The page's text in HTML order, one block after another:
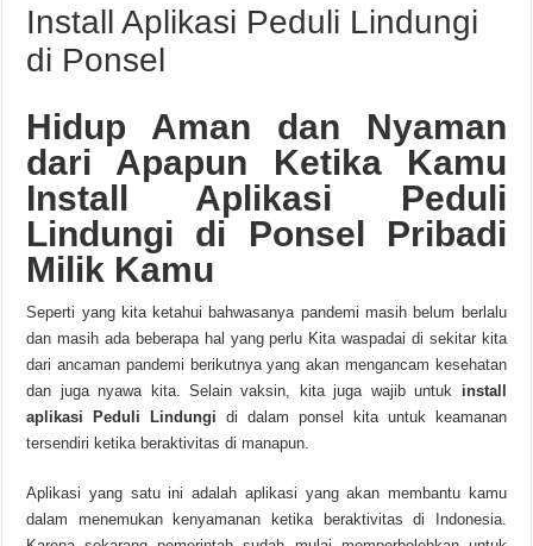
Install Aplikasi Peduli Lindungi
di Ponsel
Hidup Aman dan Nyaman
dari Apapun Ketika Kamu
Install Aplikasi Peduli
Lindungi di Ponsel Pribadi
Milik Kamu
Seperti yang kita ketahui bahwasanya pandemi masih belum berlalu
dan masih ada beberapa hal yang perlu Kita waspadai di sekitar kita
dari ancaman pandemi berikutnya yang akan mengancam kesehatan
dan juga nyawa kita. Selain vaksin, kita juga wajib untuk install
aplikasi Peduli Lindungidi dalam ponsel kita untuk keamanan
tersendiri ketika beraktivitas di manapun.
Aplikasi yang satu ini adalah aplikasi yang akan membantu kamu
dalam menemukan kenyamanan ketika beraktivitas di Indonesia.